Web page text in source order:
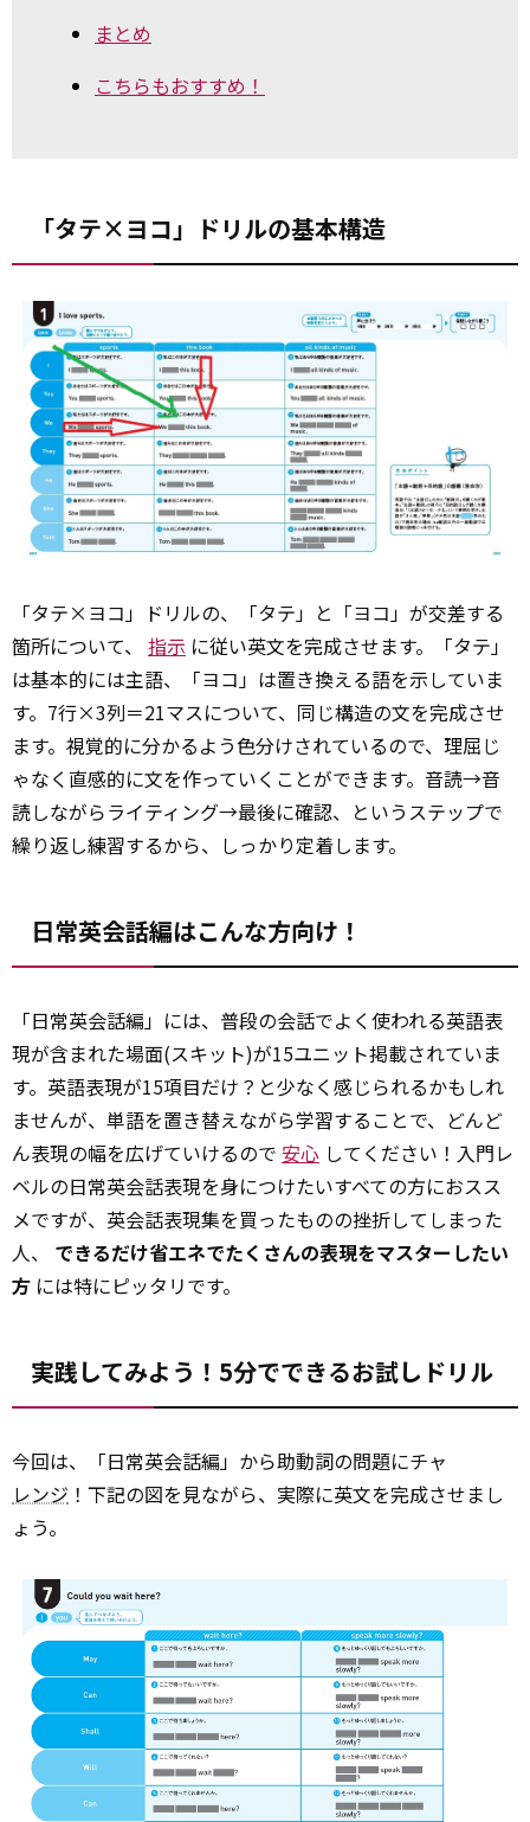
まとめ
こちらもおすすめ！
「タテ×ヨコ」ドリルの基本構造
「タテ×ヨコ」ドリルの、「タテ」と「ヨコ」が交差する
箇所について、 指示 に従い英文を完成させます。「タテ」
は基本的には主語、「ヨコ」は置き換える語を示していま
す。7行×3列＝21マスについて、同じ構造の文を完成させ
ます。視覚的に分かるよう色分けされているので、理屈じ
ゃなく直感的に文を作っていくことができます。音読→音
読しながらライティング→最後に確認、というステップで
繰り返し練習するから、しっかり定着します。
日常英会話編はこんな方向け！
「日常英会話編」には、普段の会話でよく使われる英語表
現が含まれた場面(スキット)が15ユニット掲載されていま
す。英語表現が15項目だけ？と少なく感じられるかもしれ
ませんが、単語を置き替えながら学習することで、どんど
ん表現の幅を広げていけるので 安心 してください！入門レ
ベルの日常英会話表現を身につけたいすべての方におスス
メですが、英会話表現集を買ったものの挫折してしまった
人、 できるだけ省エネでたくさんの表現をマスターしたい
方 には特にピッタリです。
実践してみよう！5分でできるお試しドリル
今回は、「日常英会話編」から助動詞の問題にチャ
レンジ ！下記の図を見ながら、実際に英文を完成させまし
ょう。